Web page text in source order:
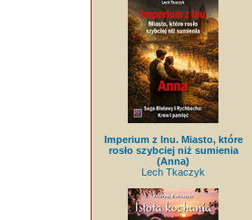
Imperium z lnu. Miasto, które
rosło szybciej niż sumienia
(Anna)
Lech Tkaczyk